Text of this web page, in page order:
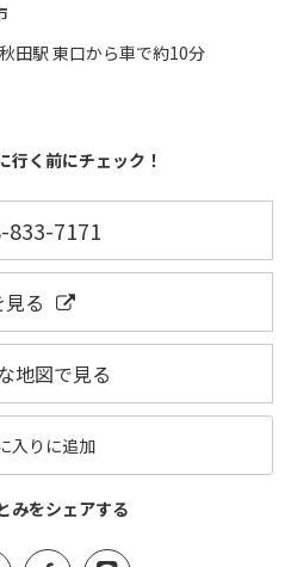
田駅 東口から車で約10分
行く前にチェック！
833-7171
る
地図で見る
入りに追加
みをシェアする